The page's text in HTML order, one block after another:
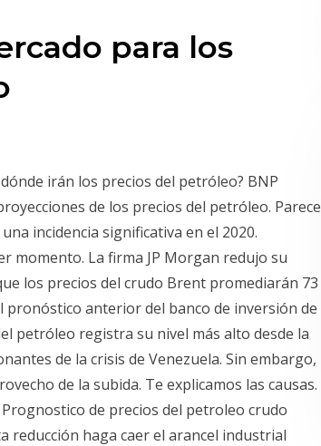
para los
dónde irán los precios del petróleo? BNP
de los precios del petróleo. Parece
incidencia significativa en el 2020.
momento. La firma JP Morgan redujo su
los precios del crudo Brent promediarán 73
anterior del banco de inversión de
petróleo registra su nivel más alto desde la
de la crisis de Venezuela. Sin embargo,
de la subida. Te explicamos las causas.
de precios del petroleo crudo
reducción haga caer el arancel industrial